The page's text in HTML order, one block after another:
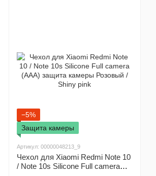
−5%
Защита камеры
Артикул: 00000048213_9
Чехол для Xiaomi Redmi Note 10
/ Note 10s Silicone Full camera